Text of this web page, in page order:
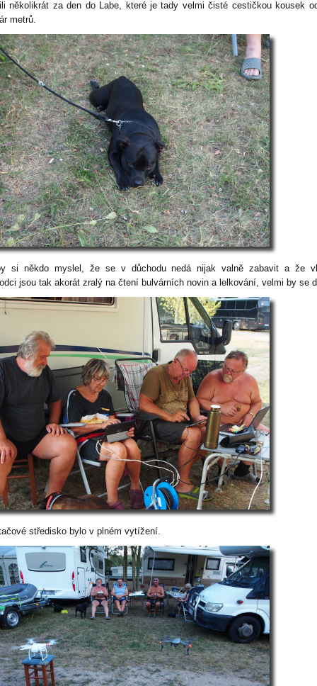
několikrát za den do Labe, které je tady velmi čisté cestičkou kousek
metrů.
si někdo myslel, že se v důchodu nedá nijak valně zabavit a že
jsou tak akorát zralý na čtení bulvárních novin a lelkování, velmi by se
středisko bylo v plném vytížení.